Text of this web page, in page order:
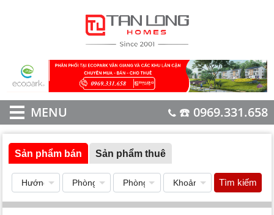
MENU ☎️ 0969.331.658
Sản phẩm bán Sản phẩm thuê
Tìm kiếm